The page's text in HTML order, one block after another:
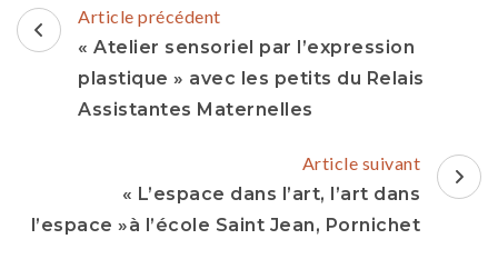
Navigation
d'article
Article précédent
« Atelier sensoriel par l’expression
plastique » avec les petits du Relais
Assistantes Maternelles
Article suivant
« L’espace dans l’art, l’art dans
l’espace »à l’école Saint Jean, Pornichet